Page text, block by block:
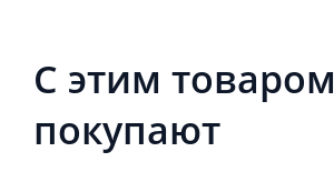
С этим товаром
покупают